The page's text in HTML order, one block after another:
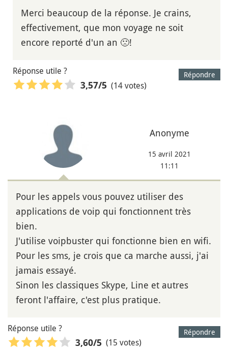
Merci beaucoup de la réponse. Je crains,
effectivement, que mon voyage ne soit
encore reporté d'un an 🙁!
Répondre
Réponse utile ?
3,57/5 (14 votes)
Anonyme
15 avril 2021
11:11
Pour les appels vous pouvez utiliser des
applications de voip qui fonctionnent très
bien.
J'utilise voipbuster qui fonctionne bien en wifi.
Pour les sms, je crois que ca marche aussi, j'ai
jamais essayé.
Sinon les classiques Skype, Line et autres
feront l'affaire, c'est plus pratique.
Répondre
Réponse utile ?
3,60/5 (15 votes)